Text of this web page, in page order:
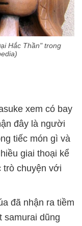
Hắc Thần" trong
xem có bay
đây là người
tiếc món gì và
giai thoại kể
trò chuyện với
đã nhận ra tiềm
samurai dũng